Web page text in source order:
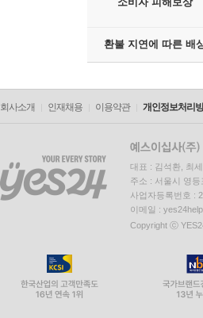
환불 지연에 따른 배
회사소개 인재채용 이용약관 개인정보처리
대표 : 김석환, 최
주소 : 서울시 영
사업자등록번호 :
이메일 :
Copyright ⓒ